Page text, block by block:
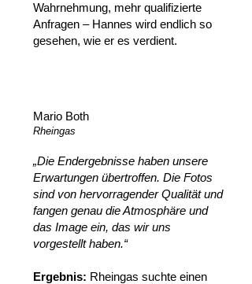
Wahrnehmung, mehr qualifizierte
Anfragen – Hannes wird endlich so
gesehen, wie er es verdient.
Mario Both
Rheingas
„Die Endergebnisse haben unsere
Erwartungen übertroffen. Die Fotos
sind von hervorragender Qualität und
fangen genau die Atmosphäre und
das Image ein, das wir uns
vorgestellt haben.“
‍Ergebnis: Rheingas suchte einen